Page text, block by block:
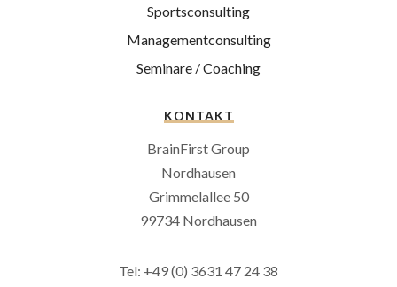
Sportsconsulting
Managementconsulting
Seminare / Coaching
KONTAKT
BrainFirst Group
Nordhausen
Grimmelallee 50
99734 Nordhausen
Tel: +49 (0) 3631 47 24 38